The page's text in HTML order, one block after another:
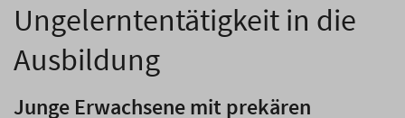
Ungelerntentätigkeit in die
Ausbildung
Junge Erwachsene mit prekären